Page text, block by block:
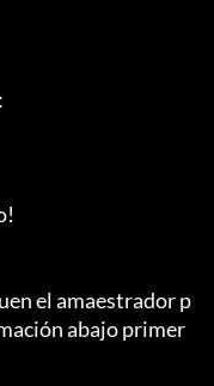
abajo primer